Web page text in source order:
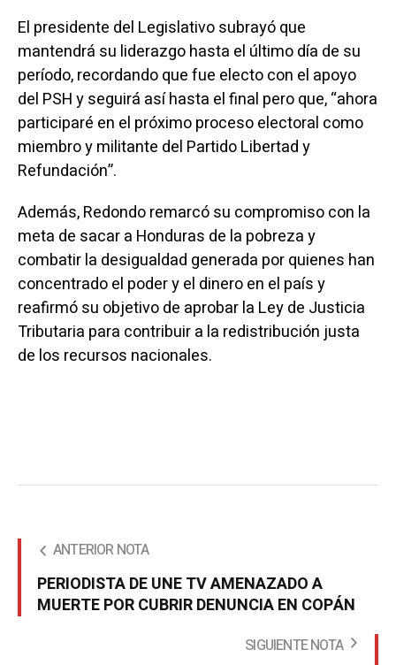
El presidente del Legislativo subrayó que
mantendrá su liderazgo hasta el último día de su
período, recordando que fue electo con el apoyo
del PSH y seguirá así hasta el final pero que, “ahora
participaré en el próximo proceso electoral como
miembro y militante del Partido Libertad y
Refundación”.
Además, Redondo remarcó su compromiso con la
meta de sacar a Honduras de la pobreza y
combatir la desigualdad generada por quienes han
concentrado el poder y el dinero en el país y
reafirmó su objetivo de aprobar la Ley de Justicia
Tributaria para contribuir a la redistribución justa
de los recursos nacionales.
ANTERIOR NOTA
PERIODISTA DE UNE TV AMENAZADO A
MUERTE POR CUBRIR DENUNCIA EN COPÁN
SIGUIENTE NOTA